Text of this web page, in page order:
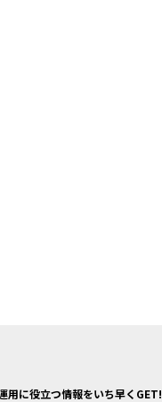
用に役立つ情報をいち早くGET!